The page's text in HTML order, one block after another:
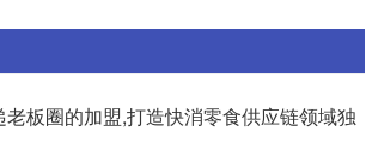
板圈的加盟,打造快消零食供应链领域独